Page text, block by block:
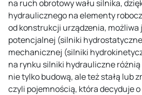
na ruch obrotowy wału silnika,
hydraulicznego na elementy
od konstrukcji urządzenia, możliwa
potencjalnej (silniki
mechanicznej (silniki
na rynku silniki hydrauliczne różnią
nie tylko budową, ale też stałą lub
czyli pojemnością, która decyduje